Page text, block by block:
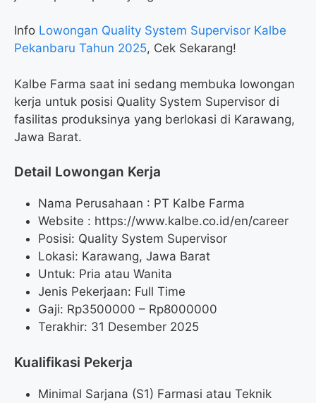
Info Lowongan Quality System Supervisor Kalbe
Pekanbaru Tahun 2025, Cek Sekarang!
Kalbe Farma saat ini sedang membuka lowongan
kerja untuk posisi Quality System Supervisor di
fasilitas produksinya yang berlokasi di Karawang,
Jawa Barat.
Detail Lowongan Kerja
Nama Perusahaan : PT Kalbe Farma
Website : https://www.kalbe.co.id/en/career
Posisi: Quality System Supervisor
Lokasi: Karawang, Jawa Barat
Untuk: Pria atau Wanita
Jenis Pekerjaan: Full Time
Gaji: Rp3500000 – Rp8000000
Terakhir: 31 Desember 2025
Kualifikasi Pekerja
Minimal Sarjana (S1) Farmasi atau Teknik